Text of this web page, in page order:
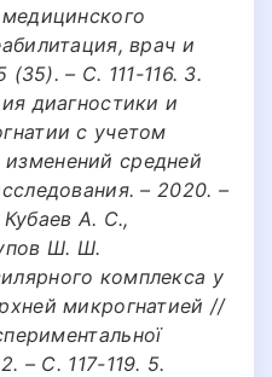
врач и
– С. 111-116. 3.
диагностики и
с учетом
средней
– 2020. –
А. С.,
Ш. Ш.
комплекса у
микрогнатией //
– С. 117-119. 5.